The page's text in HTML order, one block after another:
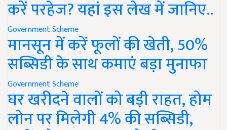
करें परहेज? यहां इस लेख में जानिए..
Government Scheme
मानसून में करें फूलों की खेती, 50%
सब्सिडी के साथ कमाएं बड़ा मुनाफा
Government Scheme
घर खरीदने वालों को बड़ी राहत, होम
लोन पर मिलेगी 4% की सब्सिडी,